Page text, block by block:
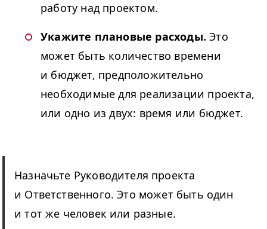
работу над проектом.
Укажите плановые расходы. Это
может быть количество времени
и бюджет, предположительно
необходимые для реализации проекта,
или одно из двух: время или бюджет.
Назначьте Руководителя проекта
и Ответственного. Это может быть один
и тот же человек или разные.